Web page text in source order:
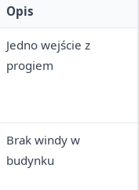
bez ograniczeń
Opis
Jedno wejście z
progiem
Brak windy w
budynku